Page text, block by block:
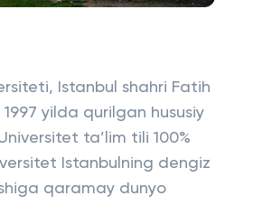
Istanbul shahri Fatih
yilda qurilgan hususiy
ta’lim tili 100%
Istanbulning dengiz
qaramay dunyo